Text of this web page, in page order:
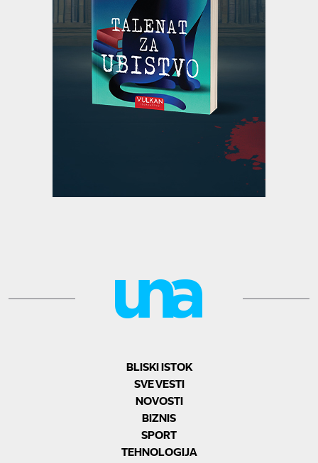
BLISKI ISTOK
SVE VESTI
NOVOSTI
BIZNIS
SPORT
TEHNOLOGIJA